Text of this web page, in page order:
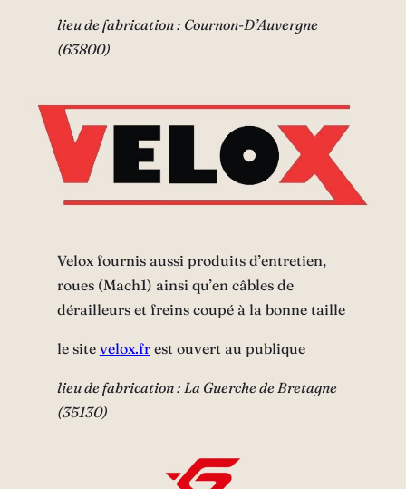
lieu de fabrication : Cournon-D’Auvergne
(63800)
Velox fournis aussi produits d’entretien,
roues (Mach1) ainsi qu’en câbles de
dérailleurs et freins coupé à la bonne taille
le site velox.frest ouvert au publique
lieu de fabrication : La Guerche de Bretagne
(35130)